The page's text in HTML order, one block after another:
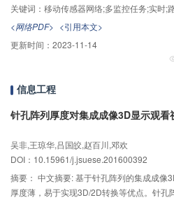
MRDR（layer-based multilevel real-time
议将分层机制引入移动传感器网络，将网
实时性要求更低的普通事件消息，MRDR
转发至sink节点。对于实时性要求更高的紧
多跳方式实时传输到sink。同时，针对硬实
为降低网络中的消息冗余，设计了消息队列
丢弃原则。为评价算法性能，仿真实验对
命、数据传输成功率与消息平均延迟方面的
足具有不同实时性要求的不同消息的传输要
关键词： 移动传感器网络;多监控任务;实时;
<网络PDF> <引用本文>
更新时间： 2023-11-14
信息工程
针孔阵列厚度对集成成像3D显示观看
吴非,王琼华,吕国皎,赵百川,邓欢
DOI：10.15961/j.jsuese.201600392
摘要： 中文摘要: 基于针孔阵列的集成成像
厚度薄，易于实现3D/2D转换等优点。针